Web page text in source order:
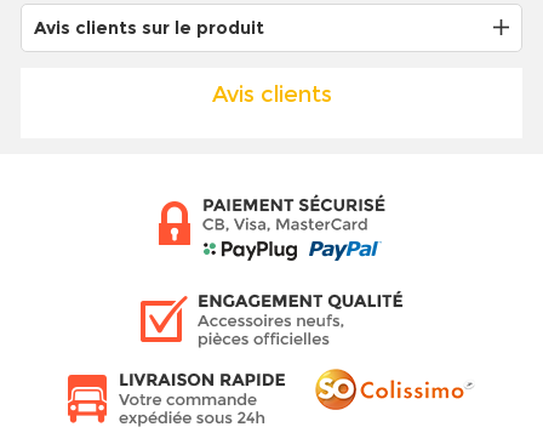
Avis clients sur le produit
Avis clients